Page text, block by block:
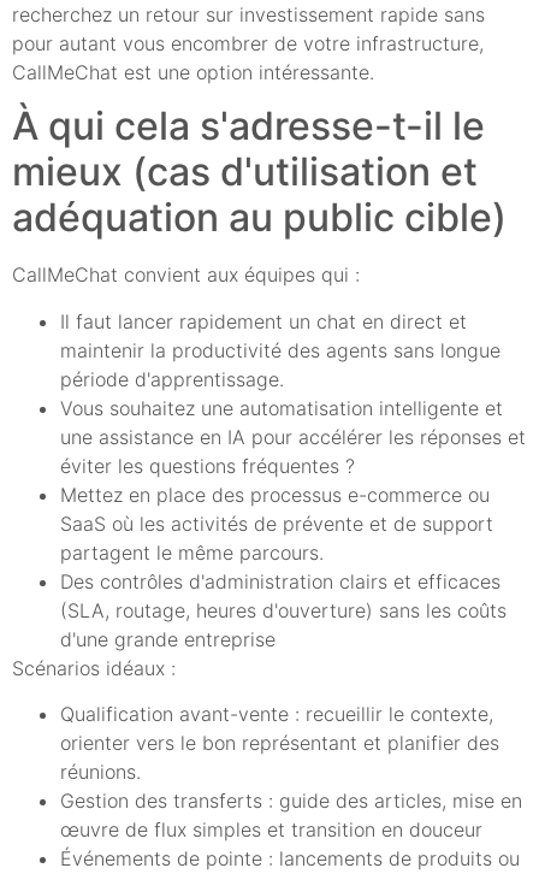
recherchez un retour sur investissement rapide sans
pour autant vous encombrer de votre infrastructure,
CallMeChat est une option intéressante.
À qui cela s'adresse-t-il le
mieux (cas d'utilisation et
adéquation au public cible)
CallMeChat convient aux équipes qui :
Il faut lancer rapidement un chat en direct et
maintenir la productivité des agents sans longue
période d'apprentissage.
Vous souhaitez une automatisation intelligente et
une assistance en IA pour accélérer les réponses et
éviter les questions fréquentes ?
Mettez en place des processus e-commerce ou
SaaS où les activités de prévente et de support
partagent le même parcours.
Des contrôles d'administration clairs et efficaces
(SLA, routage, heures d'ouverture) sans les coûts
d'une grande entreprise
Scénarios idéaux :
Qualification avant-vente : recueillir le contexte,
orienter vers le bon représentant et planifier des
réunions.
Gestion des transferts : guide des articles, mise en
œuvre de flux simples et transition en douceur
Événements de pointe : lancements de produits ou